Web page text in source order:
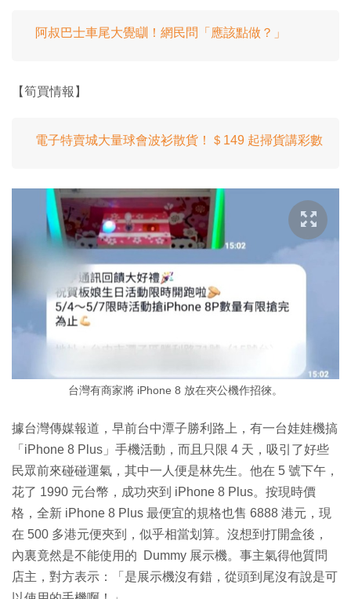
阿叔巴士車尾大覺瞓！網民問「應該點做？」
【筍買情報】
電子特賣城大量球會波衫散貨！＄149 起掃貨講彩數
台灣有商家將 iPhone 8 放在夾公機作招徠。
據台灣傳媒報道，早前台中潭子勝利路上，有一台娃娃機搞
「iPhone 8 Plus」手機活動，而且只限 4 天，吸引了好些
民眾前來碰碰運氣，其中一人便是林先生。他在 5 號下午，
花了 1990 元台幣，成功夾到 iPhone 8 Plus。按現時價
格，全新 iPhone 8 Plus 最便宜的規格也售 6888 港元，現
在 500 多港元便夾到，似乎相當划算。沒想到打開盒後，
內裏竟然是不能使用的 Dummy 展示機。事主氣得他質問
店主，對方表示：「是展示機沒有錯，從頭到尾沒有說是可